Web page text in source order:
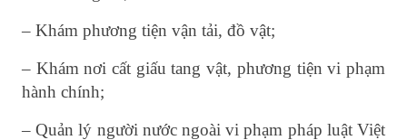
– Khám phương tiện vận tải, đồ vật;
– Khám nơi cất giấu tang vật, phương tiện vi phạm
hành chính;
– Quản lý người nước ngoài vi phạm pháp luật Việt